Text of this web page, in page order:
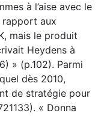
à l’aise avec le
rapport aux
mais le produit
Heydens à
» (p.102). Parmi
dès 2010,
de stratégie pour
« Donna